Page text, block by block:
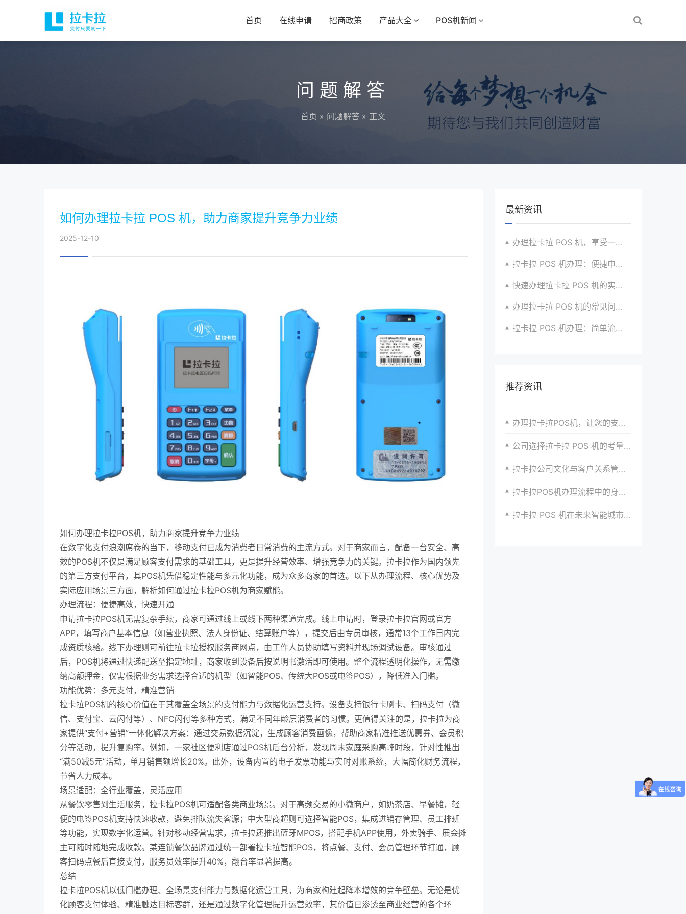
首页 在线申请 招商政策 产品大全 POS机新闻
问题解答
首页 » 问题解答 » 正文
如何办理拉卡拉 POS 机，助力商家提升竞争力业绩
2025-12-10
如何办理拉卡拉POS机，助力商家提升竞争力业绩
在数字化支付浪潮席卷的当下，移动支付已成为消费者日常消费的主流方式。对于商家而言，配备一台安全、高
效的POS机不仅是满足顾客支付需求的基础工具，更是提升经营效率、增强竞争力的关键。拉卡拉作为国内领先
的第三方支付平台，其POS机凭借稳定性能与多元化功能，成为众多商家的首选。以下从办理流程、核心优势及
实际应用场景三方面，解析如何通过拉卡拉POS机为商家赋能。
办理流程：便捷高效，快速开通
申请拉卡拉POS机无需复杂手续，商家可通过线上或线下两种渠道完成。线上申请时，登录拉卡拉官网或官方
APP，填写商户基本信息（如营业执照、法人身份证、结算账户等），提交后由专员审核，通常13个工作日内完
成资质核验。线下办理则可前往拉卡拉授权服务商网点，由工作人员协助填写资料并现场调试设备。审核通过
后，POS机将通过快递配送至指定地址，商家收到设备后按说明书激活即可使用。整个流程透明化操作，无需缴
纳高额押金，仅需根据业务需求选择合适的机型（如智能POS、传统大POS或电签POS），降低准入门槛。
功能优势：多元支付，精准营销
拉卡拉POS机的核心价值在于其覆盖全场景的支付能力与数据化运营支持。设备支持银行卡刷卡、扫码支付（微
信、支付宝、云闪付等）、NFC闪付等多种方式，满足不同年龄层消费者的习惯。更值得关注的是，拉卡拉为商
家提供“支付+营销”一体化解决方案：通过交易数据沉淀，生成顾客消费画像，帮助商家精准推送优惠券、会员积
分等活动，提升复购率。例如，一家社区便利店通过POS机后台分析，发现周末家庭采购高峰时段，针对性推出
“满50减5元”活动，单月销售额增长20%。此外，设备内置的电子发票功能与实时对账系统，大幅简化财务流程，
节省人力成本。
场景适配：全行业覆盖，灵活应用
从餐饮零售到生活服务，拉卡拉POS机可适配各类商业场景。对于高频交易的小微商户，如奶茶店、早餐摊，轻
便的电签POS机支持快速收款，避免排队流失客源；中大型商超则可选择智能POS，集成进销存管理、员工排班
等功能，实现数字化运营。针对移动经营需求，拉卡拉还推出蓝牙MPOS，搭配手机APP使用，外卖骑手、展会摊
主可随时随地完成收款。某连锁餐饮品牌通过统一部署拉卡拉智能POS，将点餐、支付、会员管理环节打通，顾
客扫码点餐后直接支付，服务员效率提升40%，翻台率显著提高。
总结
拉卡拉POS机以低门槛办理、全场景支付能力与数据化运营工具，为商家构建起降本增效的竞争壁垒。无论是优
化顾客支付体验、精准触达目标客群，还是通过数字化管理提升运营效率，其价值已渗透至商业经营的各个环
最新资讯
办理拉卡拉 POS 机，享受一站式支付服务的秘密
拉卡拉 POS 机办理：便捷申请，快速安装使用啦
快速办理拉卡拉 POS 机的实用技巧分享超干货
办理拉卡拉 POS 机的常见问题及解决办法汇总
拉卡拉 POS 机办理：简单流程，高效服务超贴心
推荐资讯
办理拉卡拉POS机，让您的支付更加智能化
公司选择拉卡拉 POS 机的考量因素
拉卡拉公司文化与客户关系管理的融合
拉卡拉POS机办理流程中的身份验证与风险防控
拉卡拉 POS 机在未来智能城市支付体系中的构建